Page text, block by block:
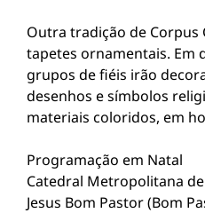
Outra tradição de Corpus
tapetes ornamentais. Em
grupos de fiéis irão
desenhos e símbolos
materiais coloridos, em
Programação em Natal
Catedral Metropolitana
Jesus Bom Pastor (Bom